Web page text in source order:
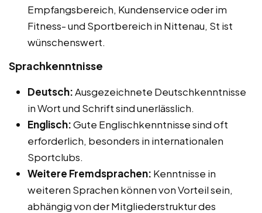
Empfangsbereich, Kundenservice oder im
Fitness- und Sportbereich in Nittenau, St ist
wünschenswert.
Sprachkenntnisse
Deutsch:Ausgezeichnete Deutschkenntnisse
in Wort und Schrift sind unerlässlich.
Englisch:Gute Englischkenntnisse sind oft
erforderlich, besonders in internationalen
Sportclubs.
Weitere Fremdsprachen: Kenntnisse in
weiteren Sprachen können von Vorteil sein,
abhängig von der Mitgliederstruktur des